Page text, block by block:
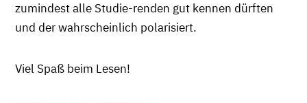
zumindest alle Studie-renden gut kennen dürften
und der wahrscheinlich polarisiert.
Viel Spaß beim Lesen!